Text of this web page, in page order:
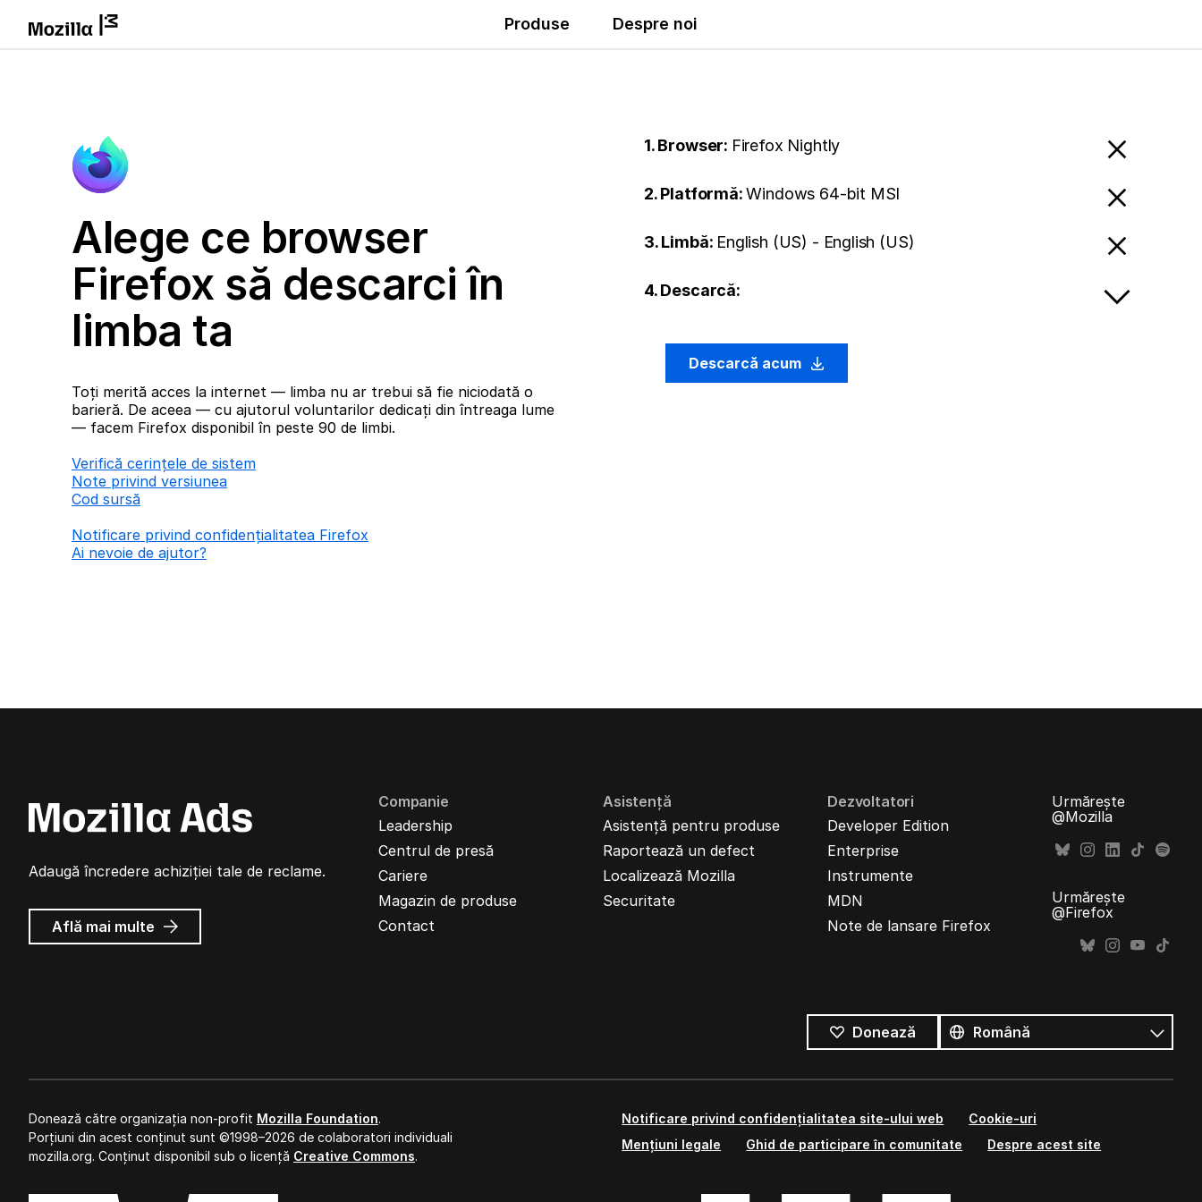
Produse Despre noi
Alege ce browser
Firefox să descarci în
limba ta
Toți merită acces la internet — limba nu ar trebui să fie niciodată o
barieră. De aceea — cu ajutorul voluntarilor dedicați din întreaga lume
— facem Firefox disponibil în peste 90 de limbi.
Verifică cerințele de sistem
Note privind versiunea
Cod sursă
Notificare privind confidențialitatea Firefox
Ai nevoie de ajutor?
1. Browser: Firefox Nightly
2. Platformă:Windows 64-bit MSI
3. Limbă: English (US) - English (US)
4. Descarcă:
Descarcă acum
Adaugă încredere achiziției tale de reclame.
Află mai multe despre
Reclame
Companie
Leadership
Centrul de presă
Cariere
Magazin de produse
Contact
Asistență
Asistență pentru produse
Raportează un defect
Localizează Mozilla
Securitate
Dezvoltatori
Developer Edition
Enterprise
Instrumente
MDN
Note de lansare Firefox
Urmărește
@Mozilla
Urmărește
@Firefox
Donează
limbile
Limbă
Donează către organizația non-profit Mozilla Foundation.
Porțiuni din acest conținut sunt ©1998–2026 de colaboratori individuali
mozilla.org. Conținut disponibil sub o licență Creative Commons.
Notificare privind confidențialitatea site-ului web
Cookie-uri
Mențiuni legale
Ghid de participare în comunitate Despre acest site